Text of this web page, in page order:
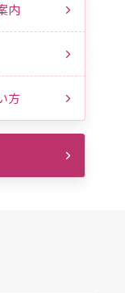
内
方